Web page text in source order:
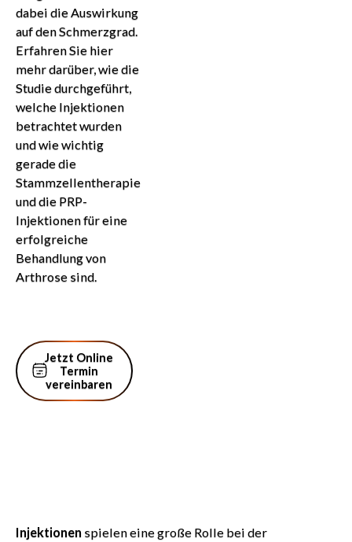
dabei die Auswirkung
auf den Schmerzgrad.
Erfahren Sie hier
mehr darüber, wie die
Studie durchgeführt,
welche Injektionen
betrachtet wurden
und wie wichtig
gerade die
Stammzellentherapie
und die PRP-
Injektionen für eine
erfolgreiche
Behandlung von
Arthrose sind.
Jetzt Online
Termin
vereinbaren
Jetzt Online Termin vereinbaren
Injektionen spielen eine große Rolle bei der